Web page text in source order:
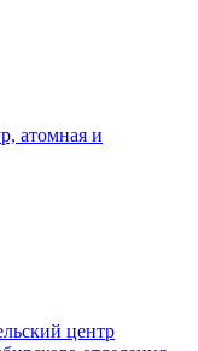
атомная и
центр